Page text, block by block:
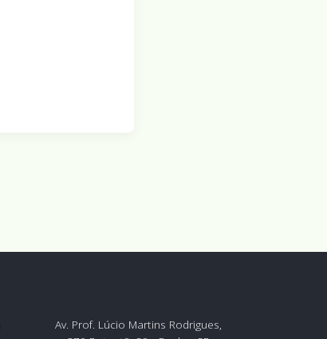
Av. Prof. Lúcio Martins Rodrigues,